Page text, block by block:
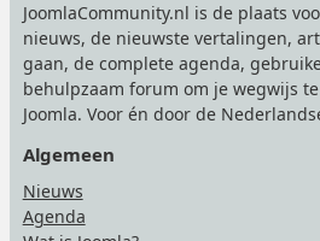
JoomlaCommunity.nl is de plaats
nieuws, de nieuwste vertalingen,
gaan, de complete agenda,
behulpzaam forum om je wegwijs
Joomla. Voor én door de
Algemeen
Nieuws
Agenda